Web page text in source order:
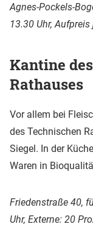
Agnes-Pockels-
13.30 Uhr,
Kantine
Rathauses
Vor allem bei
des Technischen
Siegel. In der
Waren in
Friedenstraße 40,
Uhr, Externe: 20